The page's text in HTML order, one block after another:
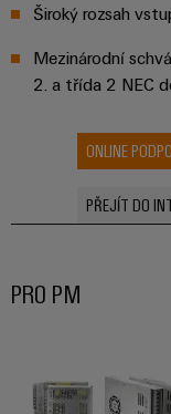
Široký rozsah
Mezinárodní
2. a třída 2 NEC
ONLINE
PŘEJÍT DO
PRO PM